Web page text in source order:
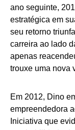
ano seguinte,
estratégica em
seu retorno
carreira ao lado
apenas
trouxe uma nova
Em 2012, Dino
empreendedora
Iniciativa que